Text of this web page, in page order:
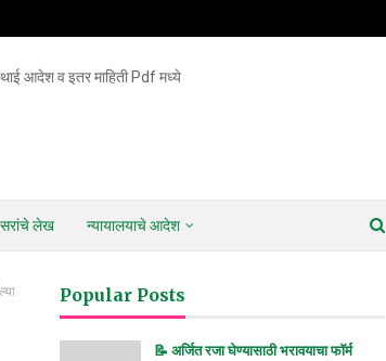
आदेश व इतर माहिती Pdf मध्ये
लेख न्यायालयाचे आदेश
Popular Posts
📝 अर्जित रजा घेण्यासाठी भरावयाचा फॉर्म